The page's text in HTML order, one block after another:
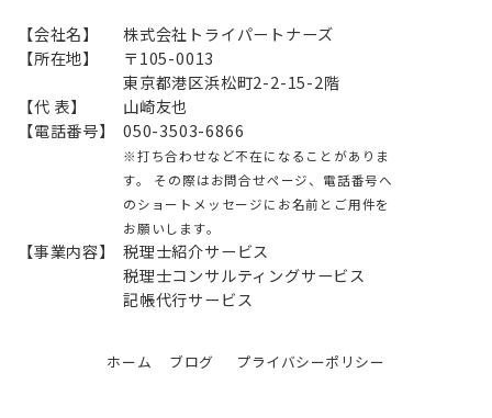
【会社名】
株式会社トライパートナーズ
【所在地】
〒105-0013
東京都港区浜松町2-2-15-2階
【代 表】
山崎友也
【電話番号】
050-3503-6866
※打ち合わせなど不在になることがありま
す。 その際はお問合せページ、電話番号へ
のショートメッセージにお名前とご用件を
お願いします。
【事業内容】
税理士紹介サービス
税理士コンサルティングサービス
記帳代行サービス
ホーム ブログ プライバシーポリシー